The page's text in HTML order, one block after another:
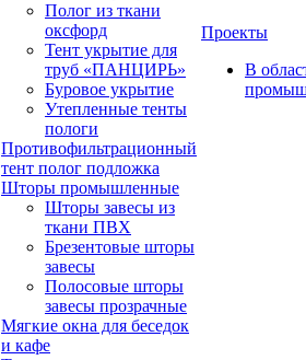
Полог из ткани
оксфорд
Тент укрытие для
труб «ПАНЦИРЬ»
Буровое укрытие
Утепленные тенты
пологи
Противофильтрационный
тент полог подложка
Шторы промышленные
Шторы завесы из
ткани ПВХ
Брезентовые шторы
завесы
Полосовые шторы
завесы прозрачные
Мягкие окна для беседок
и кафе
Проекты
В